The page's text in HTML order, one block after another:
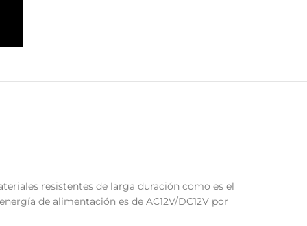
resistentes de larga duración como es el
de alimentación es de AC12V/DC12V por